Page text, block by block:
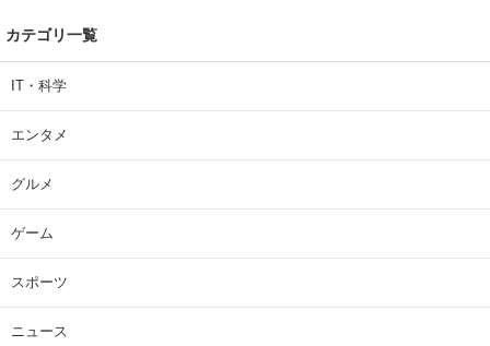
カテゴリ一覧
IT・科学
エンタメ
グルメ
ゲーム
スポーツ
ニュース